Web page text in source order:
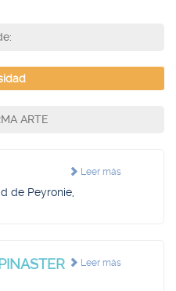
ARTE
Leer más
de Peyronie,
Leer más